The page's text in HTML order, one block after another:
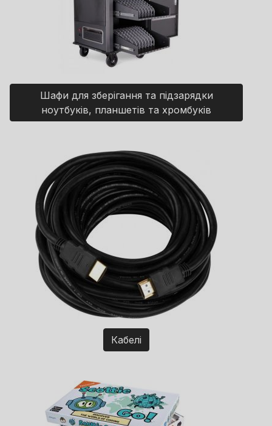
Шафи для зберігання та підзарядки
ноутбуків, планшетів та хромбуків
Кабелі